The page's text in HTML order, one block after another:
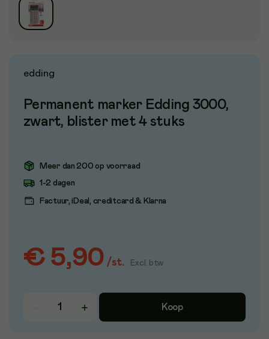
edding
Permanent marker Edding 3000,
zwart, blister met 4 stuks
Meer dan 200 op voorraad
1-2 dagen
Factuur, iDeal, creditcard & Klarna
€ 5,90 /st. Excl. btw
Koop